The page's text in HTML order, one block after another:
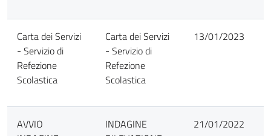
Carta dei Servizi
- Servizio di
Refezione
Scolastica
Carta dei Servizi
- Servizio di
Refezione
Scolastica
13/01/2023
AVVIO
INDAGINE
21/01/2022